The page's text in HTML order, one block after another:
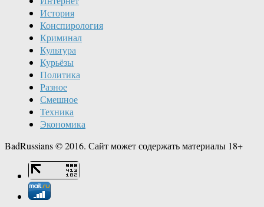
История
Конспирология
Криминал
Культура
Курьёзы
Политика
Разное
Смешное
Техника
Экономика
BadRussians © 2016. Сайт может содержать материалы 18+